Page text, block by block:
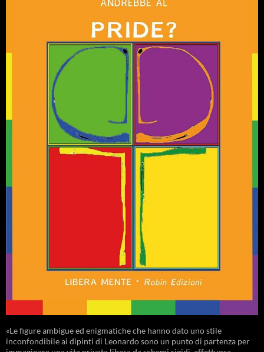
«Le figure ambigue ed enigmatiche che hanno dato uno stile
inconfondibile ai dipinti di Leonardo sono un punto di partenza per